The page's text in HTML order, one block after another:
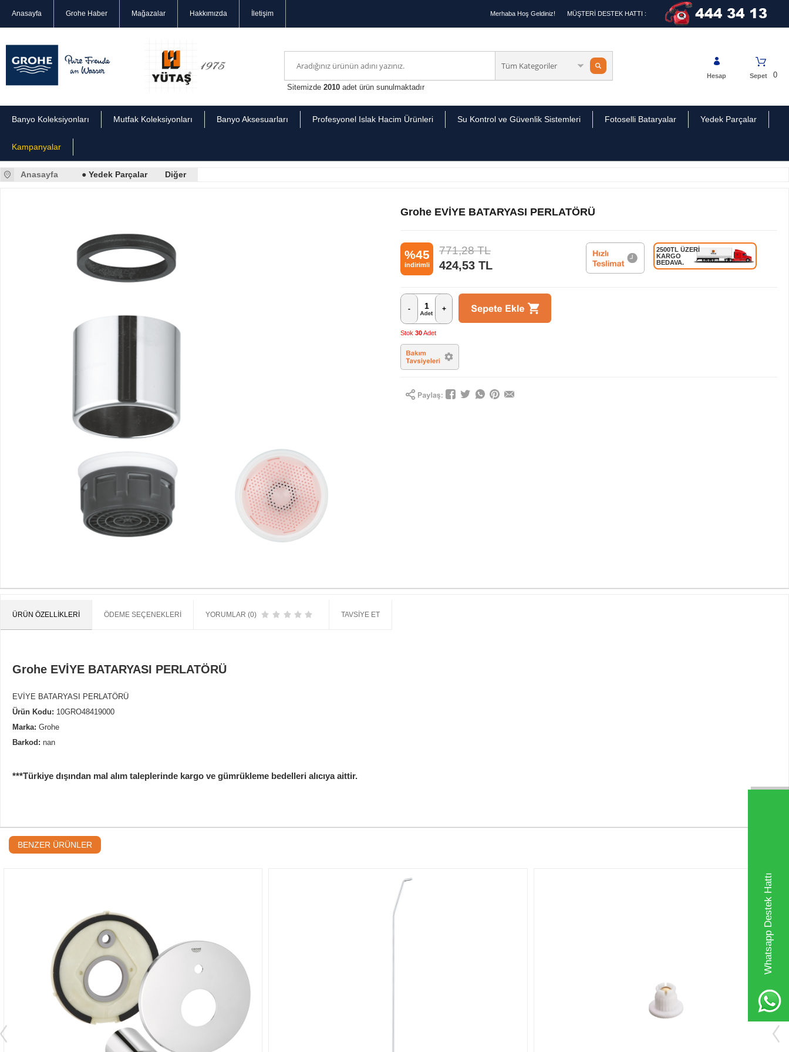
Whatsapp Destek Hattı
Anasayfa Grohe Haber Mağazalar Hakkımızda İletişim Merhaba Hoş Geldiniz! MÜŞTERİ DESTEK HATTI :
0
Sepet
Hesap
Sitemizde2010 adet ürün sunulmaktadır
Banyo Koleksiyonları Mutfak Koleksiyonları Banyo Aksesuarları Profesyonel Islak Hacim Ürünleri Su Kontrol ve Güvenlik Sistemleri Fotoselli Bataryalar Yedek Parçalar
Kampanyalar
Anasayfa ● Yedek Parçalar Diğer
Grohe EVİYE BATARYASI PERLATÖRÜ
%45
indirimli
771,28TL
424,53 TL
2500TL ÜZERİ
KARGO
BEDAVA.
- +
Stok 30Adet
ÜRÜN ÖZELLIKLERI ÖDEME SEÇENEKLERI YORUMLAR (0) TAVSIYE ET
Grohe EVİYE BATARYASI PERLATÖRÜ
EVİYE BATARYASI PERLATÖRÜ
Ürün Kodu: 10GRO48419000
Marka: Grohe
Barkod: nan
***Türkiye dışından mal alım taleplerinde kargo ve gümrükleme bedelleri alıcıya aittir.
BENZER ÜRÜNLER